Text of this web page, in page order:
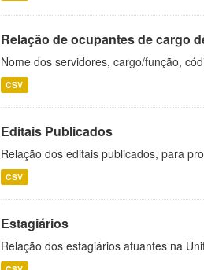
Relação de ocupantes de cargo
Nome dos servidores, cargo/função,
CSV
Editais Publicados
Relação dos editais publicados, para
CSV
Estagiários
Relação dos estagiários atuantes na